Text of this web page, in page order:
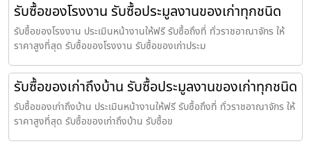
รับซื้อของโรงงาน รับซื้อประมูลงานของเก่าทุกชนิด
รับซื้อของโรงงาน ประเมินหน้างานให้ฟรี รับซื้อถึงที่ ทั่วราชอาณาจักร ให้
ราคาสูงที่สุด รับซื้อของโรงงาน รับซื้อของเก่าประม
รับซื้อของเก่าถึงบ้าน รับซื้อประมูลงานของเก่าทุกชนิด
รับซื้อของเก่าถึงบ้าน ประเมินหน้างานให้ฟรี รับซื้อถึงที่ ทั่วราชอาณาจักร ให้
ราคาสูงที่สุด รับซื้อของเก่าถึงบ้าน รับซื้อข